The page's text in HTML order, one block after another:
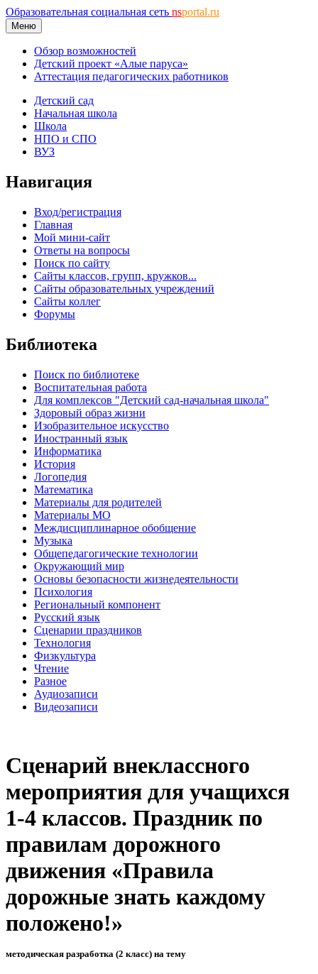
Образовательная социальная сеть nsportal.ru
Меню
Обзор возможностей
Детский проект «Алые паруса»
Аттестация педагогических работников
Детский сад
Начальная школа
Школа
НПО и СПО
ВУЗ
Навигация
Вход/регистрация
Главная
Мой мини-сайт
Ответы на вопросы
Поиск по сайту
Сайты классов, групп, кружков...
Сайты образовательных учреждений
Сайты коллег
Форумы
Библиотека
Поиск по библиотеке
Воспитательная работа
Для комплексов "Детский сад-начальная школа"
Здоровый образ жизни
Изобразительное искусство
Иностранный язык
Информатика
История
Логопедия
Математика
Материалы для родителей
Материалы МО
Междисциплинарное обобщение
Музыка
Общепедагогические технологии
Окружающий мир
Основы безопасности жизнедеятельности
Психология
Региональный компонент
Русский язык
Сценарии праздников
Технология
Физкультура
Чтение
Разное
Аудиозаписи
Видеозаписи
Сценарий внеклассного
мероприятия для учащихся
1-4 классов. Праздник по
правилам дорожного
движения «Правила
дорожные знать каждому
положено!»
методическая разработка (2 класс) на тему